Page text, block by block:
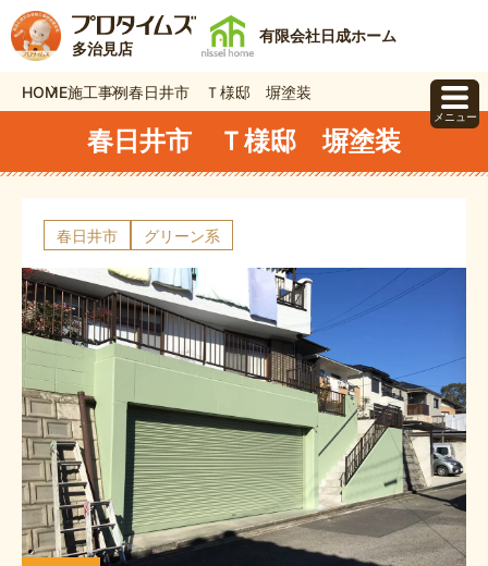
多治見店
有限会社日成ホーム
HOME施工事例春日井市 Ｔ様邸 塀塗装
春日井市 Ｔ様邸 塀塗装
春日井市 グリーン系
メニュー